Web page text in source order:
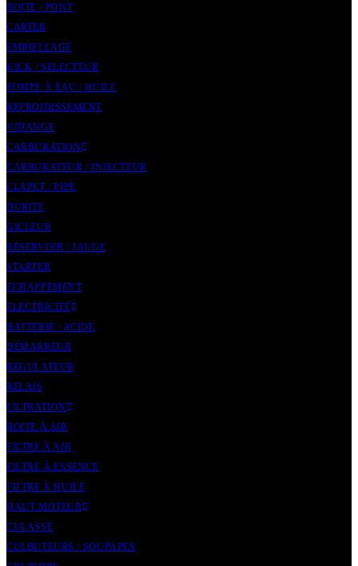
BOITE / PONT
CARTER
EMBIELLAGE
KICK / SELECTEUR
POMPE À EAU / HUILE
REFROIDISSEMENT
VIDANGE
CARBURATION
CARBURATEUR / INJECTEUR
CLAPET / PIPE
DURITE
GICLEUR
RÉSERVOIR / JAUGE
STARTER
ECHAPPEMENT
ELECTRICITÉ
BATTERIE / ACIDE
DÉMARREUR
RÉGULATEUR
RELAIS
FILTRATION
BOITE À AIR
FILTRE À AIR
FILTRE À ESSENCE
FILTRE À HUILE
HAUT MOTEUR
CULASSE
CULBUTEURS / SOUPAPES